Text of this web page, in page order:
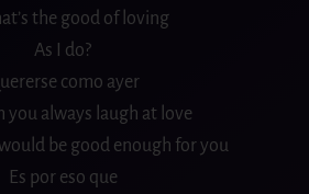
the good of loving
As I do?
como ayer
you always laugh at love
be good enough for you
Es por eso que